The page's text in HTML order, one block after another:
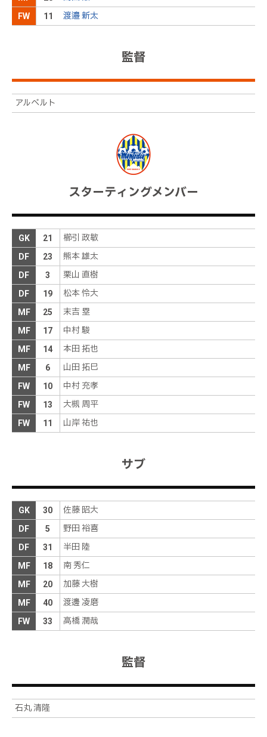
後半11分
キッカーの高木が右足でクロスを供給するも、相手
にクリアされる。このこぼれ球に反応した秋山が右
後半7分
に当たり、ゴールラインを割る
ペナルティエリア手前の中央でＦＫを獲得
堀米が左サイドの敵陣中央からグラウンダーのパス
を供給。本間がペナルティエリア左で受け、左足で
クロスを供給するも、相手に防がれる
後半0分 ２４ロメロＯＵＴ→１０本間ＩＮ
後半0分 新潟ボールでキックオフ、後半開始
前半48分
前半終了。０－１と、アウェイの山形のリードで試合を折り
返す
前半 46分 アディショナルタイムは２分の表示
前半45分
キッカーの高木が右足でファーへ高いクロスを供
前半45分 右ＣＫを獲得
前半42分 大槻が得点
前半41分
キッカーの高木が右足でクロスを供給するも、相手
にヘディングでクリアされる
右サイドの敵陣深くでＦＫを獲得
新井が敵陣中央の右から右足でロングボールを供
給するも、相手にブロックされる
前半35分 ボールを回しながら攻撃の機会をうかがう
前半 25分 飲水タイムが終了し、プレーが再開される
前半23分 飲水タイムが取られる
前半20分
ペドロマンジーが右サイドの敵陣中央へ持ち上が
る。裏へ走り込むロメロへパスを供給するも、つな
がらない
前半13分
くへ右足でグラウンダーのパスを供給。ペドロマン
FW 11 渡邉 新太
監督
アルベルト
スターティングメンバー
GK 21 櫛引 政敏
DF 23 熊本 雄太
DF 3 栗山 直樹
DF 19 松本 怜大
MF 25 末吉 塁
MF 17 中村 駿
MF 14 本田 拓也
MF 6 山田 拓巳
FW 10 中村 充孝
FW 13 大槻 周平
FW 11 山岸 祐也
サブ
GK 30 佐藤 昭大
DF 5 野田 裕喜
DF 31 半田 陸
MF 18 南 秀仁
MF 20 加藤 大樹
MF 40 渡邊 凌磨
FW 33 高橋 潤哉
監督
石丸 清隆